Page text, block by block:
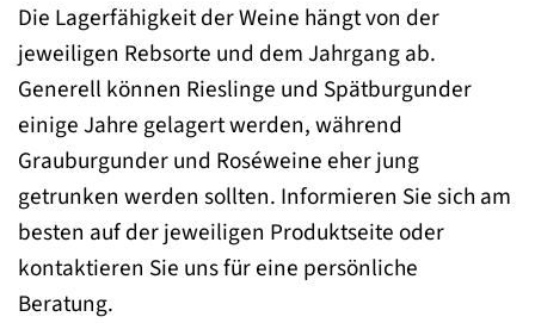
Die Lagerfähigkeit der Weine hängt von der
jeweiligen Rebsorte und dem Jahrgang ab.
Generell können Rieslinge und Spätburgunder
einige Jahre gelagert werden, während
Grauburgunder und Roséweine eher jung
getrunken werden sollten. Informieren Sie sich am
besten auf der jeweiligen Produktseite oder
kontaktieren Sie uns für eine persönliche
Beratung.